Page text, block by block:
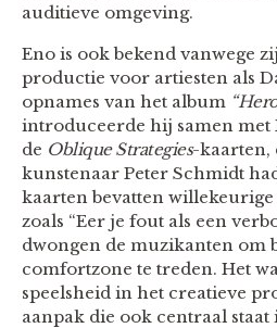
auditieve omgeving.
Eno is ook bekend vanwege
productie voor artiesten als
opnames van het album
introduceerde hij samen met
de Oblique Strategies-kaarten,
kunstenaar Peter Schmidt
kaarten bevatten
zoals “Eer je fout als een
dwongen de muzikanten om
comfortzone te treden. Het
speelsheid in het creatieve
aanpak die ook centraal